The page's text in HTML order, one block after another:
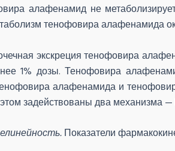
алафенамид не
тенофовира алафенамида
экскреция тенофовира
1% дозы. Тенофовира
алафенамида и
задействованы два механизма
Показатели